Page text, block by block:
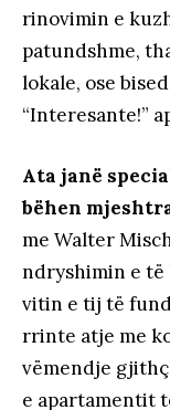
rinovimin e
patundshme,
lokale, ose
“Interesante!”
Ata janë
bëhen
me Walter
ndryshimin e
vitin e tij të
rrinte atje me
vëmendje
e apartamentit